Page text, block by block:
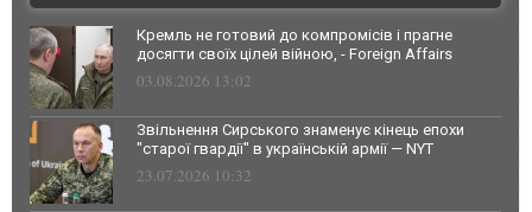
Кремль не готовий до компромісів і прагне
досягти своїх цілей війною, - Foreign Affairs
03.08.2026 13:02
Звільнення Сирського знаменує кінець епохи
"старої гвардії" в українській армії — NYT
23.07.2026 10:32